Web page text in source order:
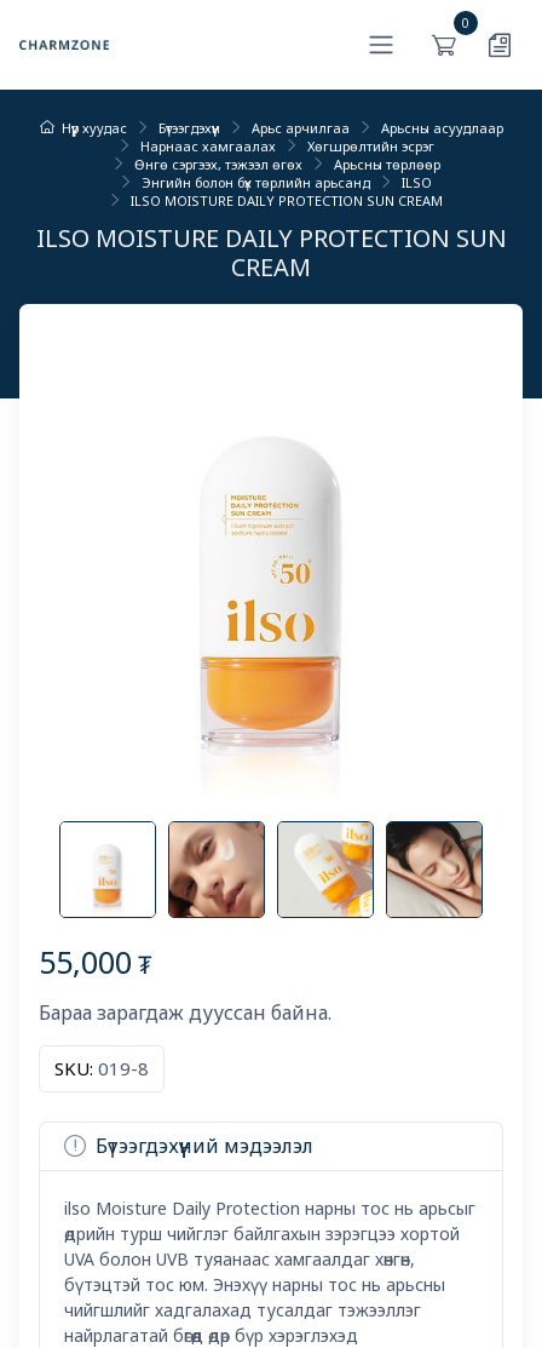
0
Нүүр хуудас Бүтээгдэхүүн Арьс арчилгаа
Арьсны асуудлаар
Нарнаас хамгаалах
Хөгшрөлтийн эсрэг
Өнгө сэргээх, тэжээл өгөх
Арьсны төрлөөр
Энгийн болон бүх төрлийн арьсанд
ILSO
ILSO MOISTURE DAILY PROTECTION SUN CREAM
ILSO MOISTURE DAILY PROTECTION SUN
CREAM
55,000 ₮
Бараа зарагдаж дууссан байна.
SKU: 019-8
Бүтээгдэхүүний мэдээлэл
ilso Moisture Daily Protection нарны тос нь арьсыг
өдрийн турш чийглэг байлгахын зэрэгцээ хортой
UVA болон UVB туяанаас хамгаалдаг хөнгөн,
бүтэцтэй тос юм. Энэхүү нарны тос нь арьсны
чийгшлийг хадгалахад тусалдаг тэжээллэг
найрлагатай бөгөөд өдөр бүр хэрэглэхэд